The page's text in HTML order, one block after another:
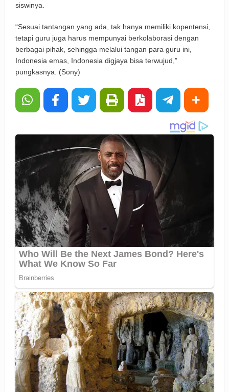
siswinya.
“Sesuai tantangan yang ada, tak hanya memiliki kopentensi,
tetapi guru juga harus mempunyai berkolaborasi dengan
berbagai pihak, sehingga melalui tangan para guru ini,
Indonesia emas, Indonesia digjaya bisa terwujud,”
pungkasnya. (Sony)